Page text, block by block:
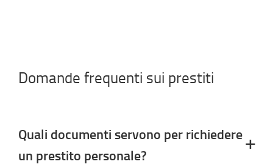
Domande frequenti sui prestiti
Quali documenti servono per richiedere
un prestito personale?